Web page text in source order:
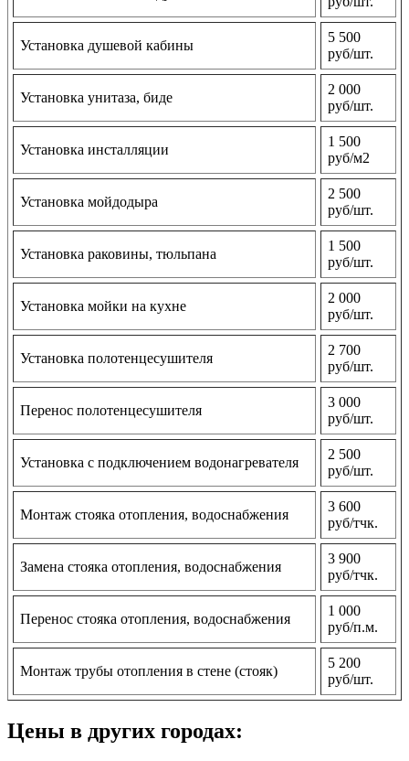
Установка душевой кабины
5 500
руб/шт.
Установка унитаза, биде
2 000
руб/шт.
Установка инсталляции
1 500
руб/м2
Установка мойдодыра
2 500
руб/шт.
Установка раковины, тюльпана
1 500
руб/шт.
Установка мойки на кухне
2 000
руб/шт.
Установка полотенцесушителя
2 700
руб/шт.
Перенос полотенцесушителя
3 000
руб/шт.
Установка с подключением водонагревателя
2 500
руб/шт.
Монтаж стояка отопления, водоснабжения
3 600
руб/тчк.
Замена стояка отопления, водоснабжения
3 900
руб/тчк.
Перенос стояка отопления, водоснабжения
1 000
руб/п.м.
Монтаж трубы отопления в стене (стояк)
5 200
руб/шт.
Цены в других городах: